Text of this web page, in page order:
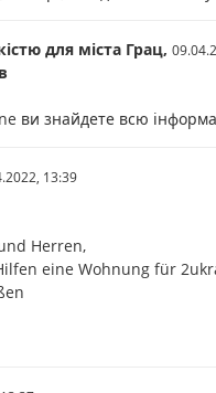
для міста Грац,
ви знайдете всю
13:39
Herren,
eine Wohnung für